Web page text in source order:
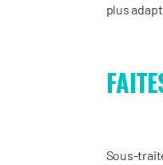
plus
Sous-